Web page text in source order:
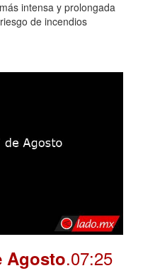
intensa y prolongada
de incendios
Agosto.07:25